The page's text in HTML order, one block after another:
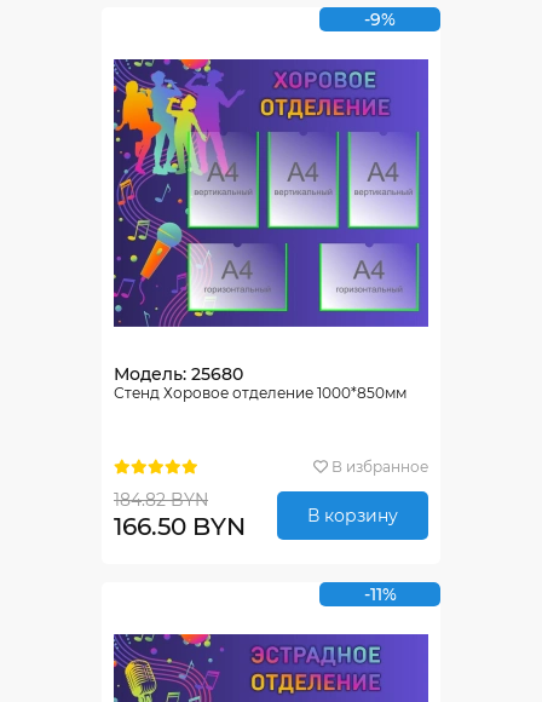
-9%
Модель: 25680
Стенд Хоровое отделение 1000*850мм
В избранное
184.82 BYN
166.50 BYN В корзину
-11%